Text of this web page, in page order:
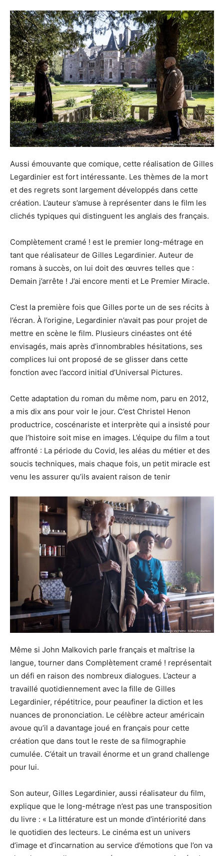
Aussi émouvante que comique, cette réalisation de Gilles
Legardinier est fort intéressante. Les thèmes de la mort
et des regrets sont largement développés dans cette
création. L’auteur s’amuse à représenter dans le film les
clichés typiques qui distinguent les anglais des français.
Complètement cramé ! est le premier long-métrage en
tant que réalisateur de Gilles Legardinier. Auteur de
romans à succès, on lui doit des œuvres telles que :
Demain j’arrête ! J’ai encore menti et Le Premier Miracle.
C’est la première fois que Gilles porte un de ses récits à
l’écran. À l’origine, Legardinier n’avait pas pour projet de
mettre en scène le film. Plusieurs cinéastes ont été
envisagés, mais après d’innombrables hésitations, ses
complices lui ont proposé de se glisser dans cette
fonction avec l’accord initial d’Universal Pictures.
Cette adaptation du roman du même nom, paru en 2012,
a mis dix ans pour voir le jour. C’est Christel Henon
productrice, coscénariste et interprète qui a insisté pour
que l’histoire soit mise en images. L’équipe du film a tout
affronté : La période du Covid, les aléas du métier et des
soucis techniques, mais chaque fois, un petit miracle est
venu les assurer qu’ils avaient raison de tenir
Même si John Malkovich parle français et maîtrise la
langue, tourner dans Complètement cramé ! représentait
un défi en raison des nombreux dialogues. L’acteur a
travaillé quotidiennement avec la fille de Gilles
Legardinier, répétitrice, pour peaufiner la diction et les
nuances de prononciation. Le célèbre acteur américain
avoue qu’il a davantage joué en français pour cette
création que dans tout le reste de sa filmographie
cumulée. C’était un travail énorme et un grand challenge
pour lui.
Son auteur, Gilles Legardinier, aussi réalisateur du film,
explique que le long-métrage n’est pas une transposition
du livre : « La littérature est un monde d’intériorité dans
le quotidien des lecteurs. Le cinéma est un univers
d’image et d’incarnation au service d’émotions que l’on va